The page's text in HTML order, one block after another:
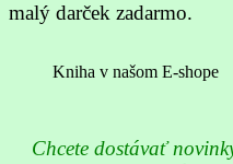
malý darček zadarmo.
Kniha v našom E-shope
Chcete dostávať